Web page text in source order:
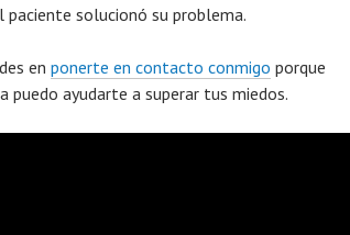
paciente solucionó su problema.
en ponerte en contacto conmigo porque
puedo ayudarte a superar tus miedos.